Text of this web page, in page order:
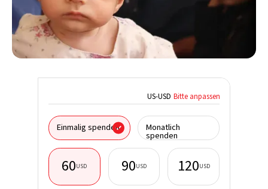
US-USD Bitte anpassen
Einmalig spenden Monatlich
spenden
60USD 90USD 120USD